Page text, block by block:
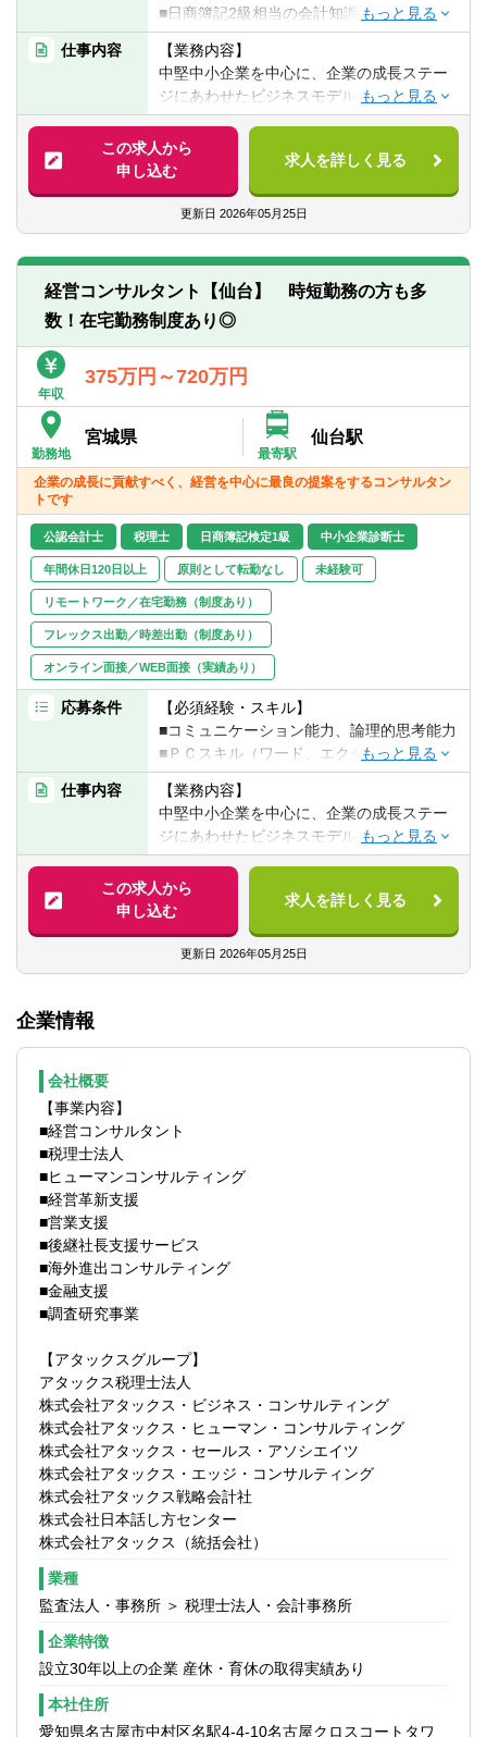
■日商簿記2級相当の会計知識
■コンサル業界、監査法人、会計事務所、金
融機関経験者、事業会社の経営企画経験者
【歓迎経験・スキル】
■公認会計士資格をお持ちの方
■中小企業診断士資格をお持ちの方
■税理士資格をお持ちの方
■日商簿記検定１級をお持ちの方
仕事内容
【業務内容】
中堅中小企業を中心に、企業の成長ステー
ジにあわせたビジネスモデルの構築や企業
価値向上についての支援を行うのが、同社
のビジネス・コンサルティング部門です。
【具体的には】
具体的には以下の業務を行います。
■企業再編支援・企業再生支援
■Ｍ＆Ａ／ＭＢＯ（FA業務、デューデリジ
ェンス、PMI）支援
■経営計画策定支援・業績管理制度構築・資
金繰り安定化サポート
■株式公開支援
■経営顧問業務 等
【同社の特徴】
課題提起や計画策定で終わらず、お客様の
成果創出にコミットするため、伴走支援を
行っております。
プが高まり、「社長の最良の相談相手」と
なります。
この求人から
申し込む
求人を詳しく見る
更新日 2026年05月25日
経営コンサルタント【仙台】 時短勤務の方も多
数！在宅勤務制度あり◎
年収
375万円～720万円
勤務地
宮城県
最寄駅
仙台駅
企業の成長に貢献すべく、経営を中心に最良の提案をするコンサルタン
トです
公認会計士 税理士 日商簿記検定1級 中小企業診断士
年間休日120日以上 原則として転勤なし 未経験可
リモートワーク／在宅勤務（制度あり）
フレックス出勤／時差出勤（制度あり）
オンライン面接／WEB面接（実績あり）
応募条件
【必須経験・スキル】
■コミュニケーション能力、論理的思考能力
■ＰＣスキル（ワード、エクセル、パワーポ
イントの基本操作）
■日商簿記2級相当の会計知識
■コンサル業界、監査法人、会計事務所、金
融機関経験者、事業会社の経営企画経験
者、歓迎いたします
【歓迎経験・スキル】
■公認会計士
■中小企業診断士
仕事内容
【業務内容】
中堅中小企業を中心に、企業の成長ステー
ジにあわせたビジネスモデルの構築や企業
価値向上についての支援を行うのが、同社
のビジネス・コンサルティング部門です。
【具体的には】
具体的には以下の業務を行います。
■企業再編支援・企業再生支援
【同社の特徴】
成果創出にコミットするため、伴走支援を
プが高まり、「社長の最良の相談相手」と
なります。
この求人から
申し込む
求人を詳しく見る
更新日 2026年05月25日
企業情報
会社概要
【事業内容】
■経営コンサルタント
■税理士法人
■ヒューマンコンサルティング
■経営革新支援
■営業支援
■後継社長支援サービス
■海外進出コンサルティング
■金融支援
■調査研究事業
【アタックスグループ】
アタックス税理士法人
株式会社アタックス・ビジネス・コンサルティング
株式会社アタックス・ヒューマン・コンサルティング
株式会社アタックス・セールス・アソシエイツ
株式会社アタックス・エッジ・コンサルティング
株式会社アタックス戦略会計社
株式会社日本話し方センター
株式会社アタックス（統括会社）
業種
監査法人・事務所 ＞ 税理士法人・会計事務所
企業特徴
設立30年以上の企業 産休・育休の取得実績あり
本社住所
愛知県名古屋市中村区名駅4-4-10名古屋クロスコートタワ